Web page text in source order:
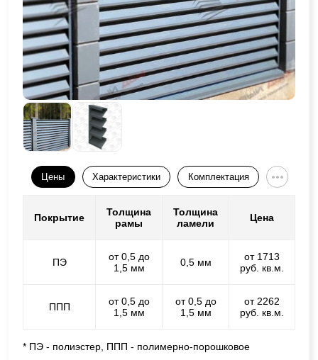
Цены Характеристики Комплектация
Покрытие
Толщина
рамы
Толщина
ламели
Цена
ПЭ
от 0,5 до
1,5 мм
0,5 мм
от 1713
руб. кв.м.
ППП
от 0,5 до
1,5 мм
от 0,5 до
1,5 мм
от 2262
руб. кв.м.
* ПЭ - полиэстер, ППП - полимерно-порошковое